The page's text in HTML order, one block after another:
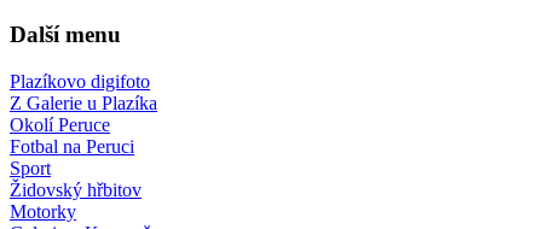
Další menu
Plazíkovo digifoto
Z Galerie u Plazíka
Okolí Peruce
Fotbal na Peruci
Sport
Židovský hřbitov
Motorky